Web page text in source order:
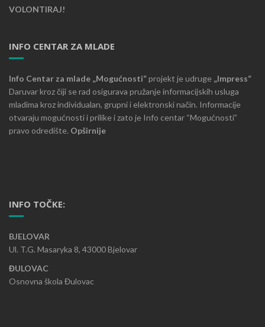
VOLONTIRAJ!
INFO CENTAR ZA MLADE
Info Centar za mlade „Mogućnosti“projekt je udruge „Impress“
Daruvar kroz čiji se rad osigurava pružanje informacijskih usluga
mladima kroz individualan, grupni i elektronski način. Informacije
otvaraju mogućnosti i prilike i zato je Info centar “Mogućnosti”
pravo odredište. Opširnije
INFO TOČKE:
BJELOVAR
Ul. T.G. Masaryka 8, 43000 Bjelovar
ĐULOVAC
Osnovna škola Đulovac